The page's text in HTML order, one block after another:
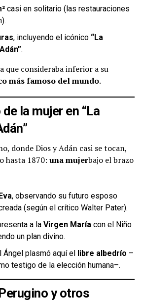
casi en solitario (las restauraciones
, incluyendo el icónico “La
.
que consideraba inferior a su
más famoso del mundo.
la mujer en “La
donde Dios y Adán casi se tocan,
hasta 1870: una mujerbajo el brazo
, observando su futuro esposo
(según el crítico Walter Pater).
a la Virgen María con el Niño
un plan divino.
Ángel plasmó aquí el libre albedrío –
testigo de la elección humana–.
y otros